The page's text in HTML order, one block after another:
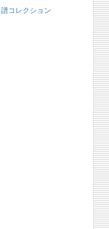
コレクション